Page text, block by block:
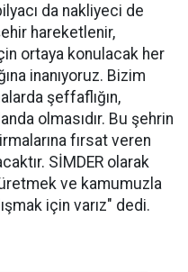
da nakliyeci de
hareketlenir,
ortaya konulacak her
inanıyoruz. Bizim
şeffaflığın,
olmasıdır. Bu şehrin
fırsat veren
SİMDER olarak
ve kamumuzla
için varız" dedi.